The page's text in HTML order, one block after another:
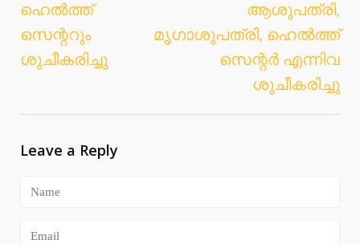
ഹെൽത്ത്‌
സെന്ററും
ശുചീകരിച്ചു
ആശുപത്രി,
മൃഗാശുപത്രി, ഹെൽത്ത്
സെന്റർ എന്നിവ
ശുചീകരിച്ചു
Leave a Reply